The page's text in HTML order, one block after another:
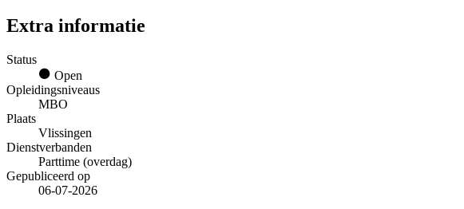
Extra informatie
Status
Open
Opleidingsniveaus
MBO
Plaats
Vlissingen
Dienstverbanden
Parttime (overdag)
Gepubliceerd op
06-07-2026